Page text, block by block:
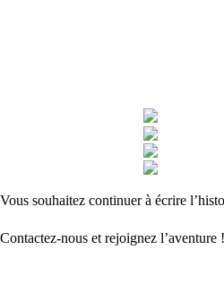
Vous souhaitez continuer à écrire
Contactez-nous et rejoignez l’aventure !